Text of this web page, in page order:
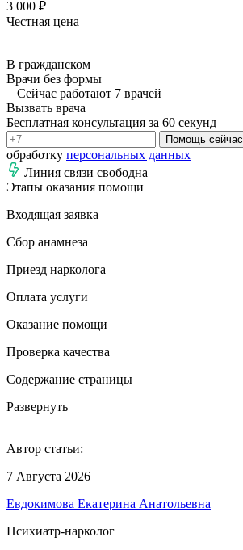
3 000 ₽
Честная цена
В гражданском
Врачи без формы
Сейчас работают 7 врачей
Вызвать врача
Бесплатная консультация за 60 секунд
Помощь сейчас
обработку персональных данных
Линия связи свободна
Этапы оказания помощи
Входящая заявка
Сбор анамнеза
Приезд нарколога
Оплата услуги
Оказание помощи
Проверка качества
Содержание страницы
Развернуть
Автор статьи:
7 Августа 2026
Евдокимова Екатерина Анатольевна
Психиатр-нарколог